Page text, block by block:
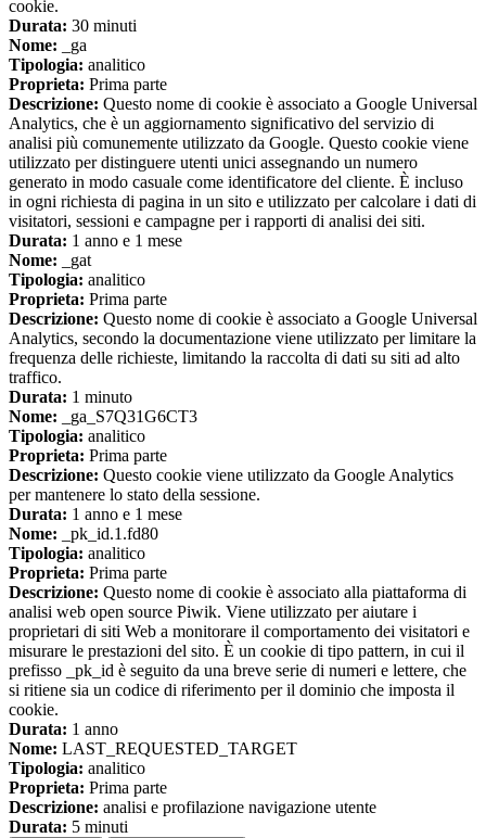
cookie.
Durata: 30 minuti
Nome: _ga
Tipologia: analitico
Proprieta: Prima parte
Descrizione: Questo nome di cookie è associato a Google Universal
Analytics, che è un aggiornamento significativo del servizio di
analisi più comunemente utilizzato da Google. Questo cookie viene
utilizzato per distinguere utenti unici assegnando un numero
generato in modo casuale come identificatore del cliente. È incluso
in ogni richiesta di pagina in un sito e utilizzato per calcolare i dati di
visitatori, sessioni e campagne per i rapporti di analisi dei siti.
Durata: 1 anno e 1 mese
Nome: _gat
Tipologia: analitico
Proprieta: Prima parte
Descrizione: Questo nome di cookie è associato a Google Universal
Analytics, secondo la documentazione viene utilizzato per limitare la
frequenza delle richieste, limitando la raccolta di dati su siti ad alto
traffico.
Durata: 1 minuto
Nome: _ga_S7Q31G6CT3
Tipologia: analitico
Proprieta: Prima parte
Descrizione: Questo cookie viene utilizzato da Google Analytics
per mantenere lo stato della sessione.
Durata: 1 anno e 1 mese
Nome: _pk_id.1.fd80
Tipologia: analitico
Proprieta: Prima parte
Descrizione: Questo nome di cookie è associato alla piattaforma di
analisi web open source Piwik. Viene utilizzato per aiutare i
proprietari di siti Web a monitorare il comportamento dei visitatori e
misurare le prestazioni del sito. È un cookie di tipo pattern, in cui il
prefisso _pk_id è seguito da una breve serie di numeri e lettere, che
si ritiene sia un codice di riferimento per il dominio che imposta il
cookie.
Durata: 1 anno
Nome: LAST_REQUESTED_TARGET
Tipologia: analitico
Proprieta: Prima parte
Descrizione: analisi e profilazione navigazione utente
Durata: 5 minuti